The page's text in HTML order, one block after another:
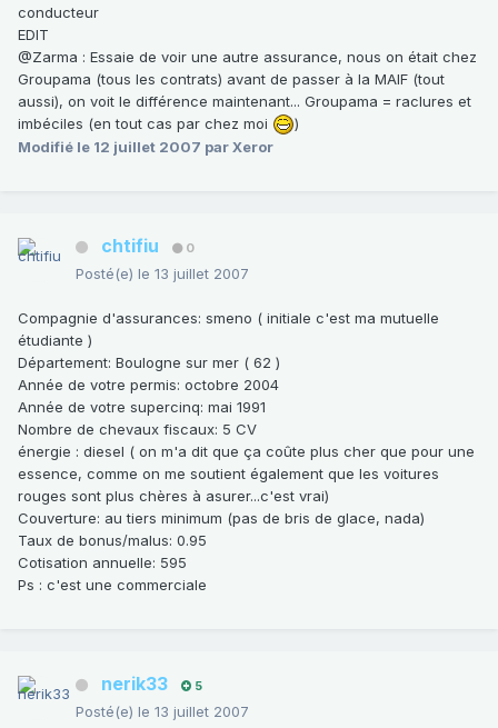
conducteur
EDIT
@Zarma : Essaie de voir une autre assurance, nous on était chez
Groupama (tous les contrats) avant de passer à la MAIF (tout
aussi), on voit le différence maintenant... Groupama = raclures et
imbéciles (en tout cas par chez moi
)
Modifié le 12 juillet 2007 par Xeror
chtifiu 0
Posté(e) le 13 juillet 2007
Compagnie d'assurances: smeno ( initiale c'est ma mutuelle
étudiante )
Département: Boulogne sur mer ( 62 )
Année de votre permis: octobre 2004
Année de votre supercinq: mai 1991
Nombre de chevaux fiscaux: 5 CV
énergie : diesel ( on m'a dit que ça coûte plus cher que pour une
essence, comme on me soutient également que les voitures
rouges sont plus chères à asurer...c'est vrai)
Couverture: au tiers minimum (pas de bris de glace, nada)
Taux de bonus/malus: 0.95
Cotisation annuelle: 595
Ps : c'est une commerciale
nerik33 5
Posté(e) le 13 juillet 2007